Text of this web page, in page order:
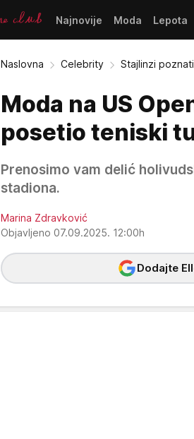
Najnovije Moda Lepota
Naslovna Celebrity Stajlinzi
Moda na US
posetio teniski
Prenosimo vam delić
stadiona.
Marina Zdravković
Objavljeno 07.09.2025. 12:00h
Dodajte